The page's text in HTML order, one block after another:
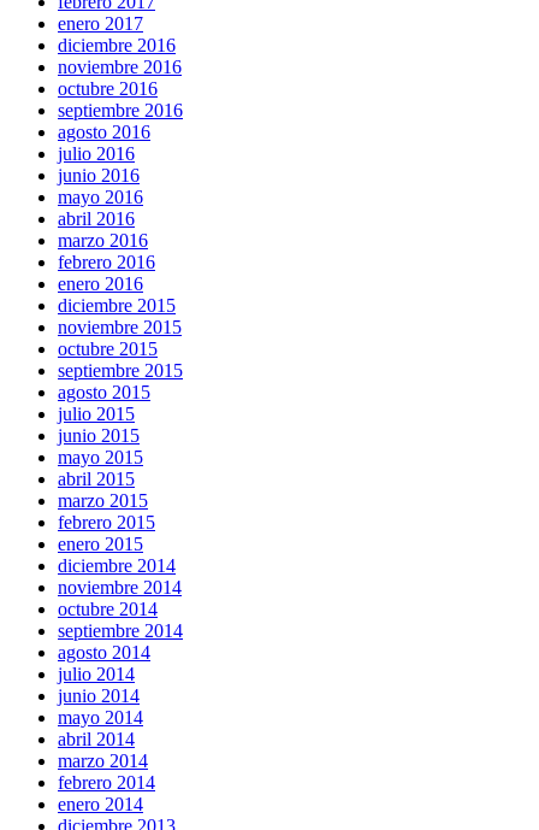
enero 2017
diciembre 2016
noviembre 2016
octubre 2016
septiembre 2016
agosto 2016
julio 2016
junio 2016
mayo 2016
abril 2016
marzo 2016
febrero 2016
enero 2016
diciembre 2015
noviembre 2015
octubre 2015
septiembre 2015
agosto 2015
julio 2015
junio 2015
mayo 2015
abril 2015
marzo 2015
febrero 2015
enero 2015
diciembre 2014
noviembre 2014
octubre 2014
septiembre 2014
agosto 2014
julio 2014
junio 2014
mayo 2014
abril 2014
marzo 2014
febrero 2014
enero 2014
diciembre 2013